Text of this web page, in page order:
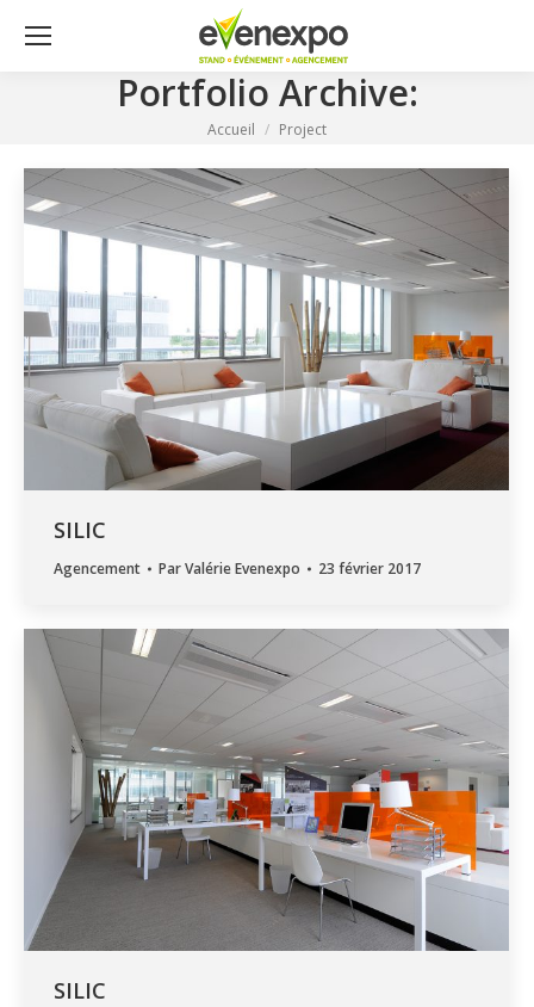
Portfolio Archive:
Vous êtes ici :
Accueil Project
SILIC
Agencement ParValérie Evenexpo 23 février 2017
SILIC